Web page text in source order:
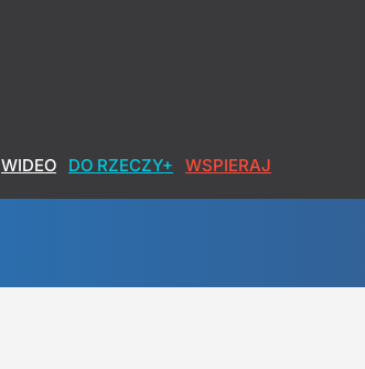
WIDEO DO RZECZY+ WSPIERAJ